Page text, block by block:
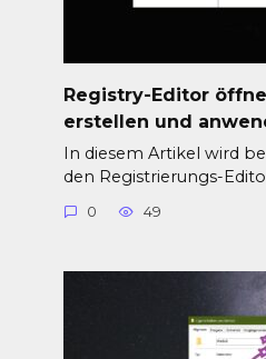
Registry-Editor
erstellen und
In diesem Artikel wird
den Registrierungs-
0 49